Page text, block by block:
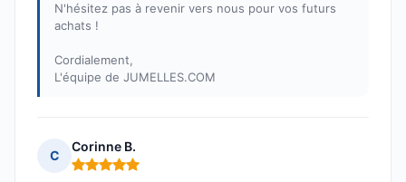
N'hésitez pas à revenir vers nous pour vos futurs
achats !
Cordialement,
L'équipe de JUMELLES.COM
C
Corinne B.
Note : 5 sur 5